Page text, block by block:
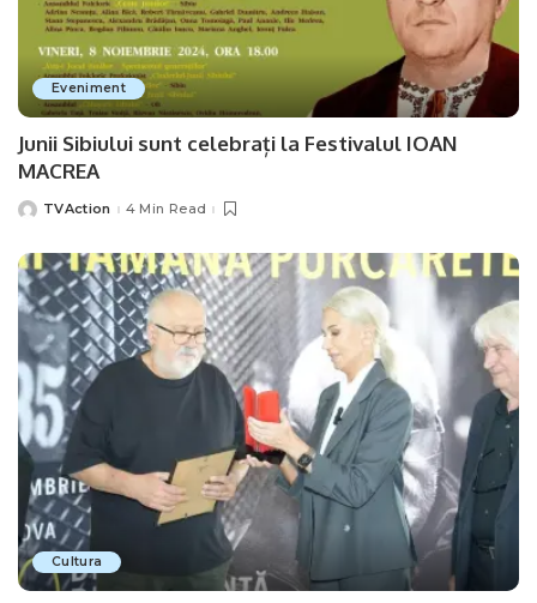
Eveniment
Junii Sibiului sunt celebrați la Festivalul IOAN
MACREA
PostedTVAction 4 Min Read
Cultura